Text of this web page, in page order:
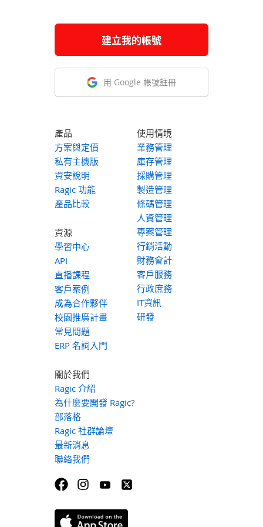
建立我的帳號
用 Google 帳號註冊
產品
方案與定價
私有主機版
資安說明
Ragic 功能
產品比較
資源
學習中心
API
直播課程
客戶案例
成為合作夥伴
校園推廣計畫
常見問題
ERP 名詞入門
使用情境
業務管理
庫存管理
採購管理
製造管理
條碼管理
人資管理
專案管理
行銷活動
財務會計
客戶服務
行政庶務
IT資訊
研發
關於我們
Ragic 介紹
為什麼要開發 Ragic?
部落格
Ragic 社群論壇
最新消息
聯絡我們